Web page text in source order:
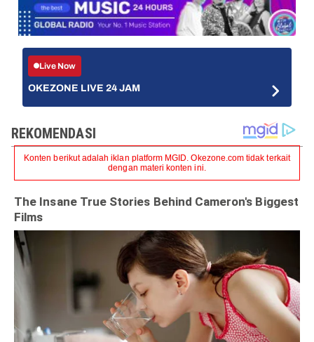
Live Now
OKEZONE LIVE 24 JAM